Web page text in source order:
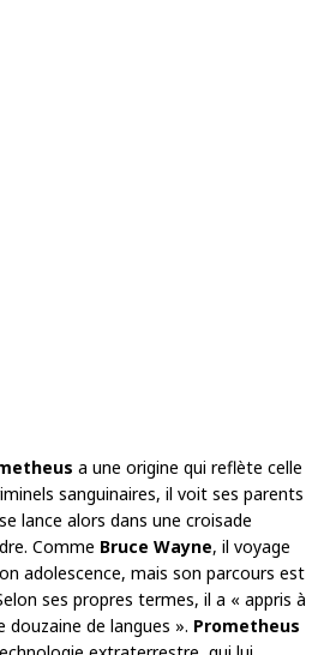
a une origine qui reflète celle
sanguinaires, il voit ses parents
lance alors dans une croisade
Comme Bruce Wayne, il voyage
adolescence, mais son parcours est
ses propres termes, il a « appris à
de langues ». Prometheus